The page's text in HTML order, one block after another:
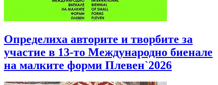
Определиха авторите и творбите за
участие в 13-то Международно биенале
на малките форми Плевен`2026